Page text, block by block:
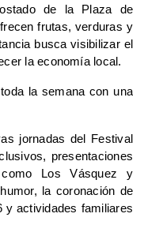
de la Plaza de
frutas, verduras y
busca visibilizar el
la economía local.
la semana con una
jornadas del Festival
presentaciones
Los Vásquez y
la coronación de
y actividades familiares